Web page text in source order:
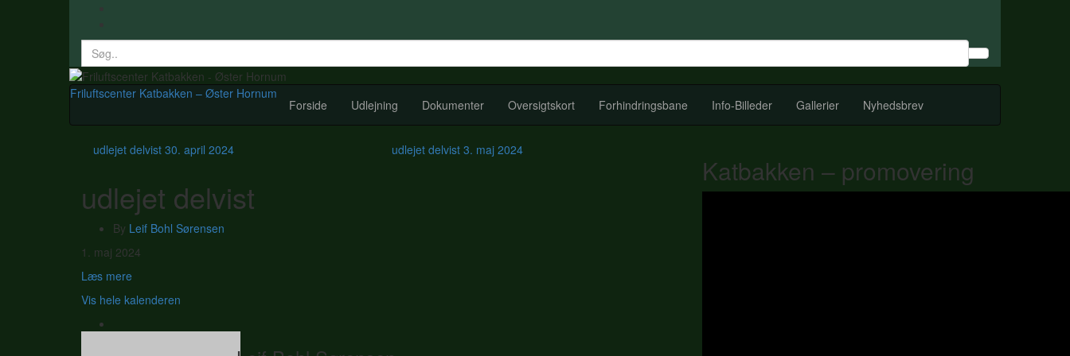
Search
for:
Friluftscenter Katbakken – Øster Hornum
Forside Udlejning Dokumenter Oversigtskort Forhindringsbane Info-Billeder Gallerier Nyhedsbrev
udlejet delvist 30. april 2024 udlejet delvist 3. maj 2024
udlejet delvist
By Leif Bohl Sørensen
udlejet
1. maj 2024
Læs mere
Vis hele kalenderen
Katbakken – promovering